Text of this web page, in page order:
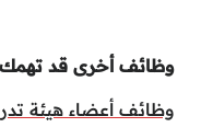
وظائف أخرى قد
وظائف أعضاء هيئة